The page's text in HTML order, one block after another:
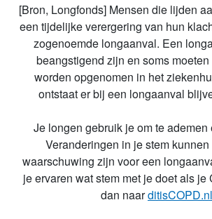
[Bron, Longfonds] Mensen die lijden
een tijdelijke verergering van hun
zogenoemde longaanval. Een
beangstigend zijn en soms
worden opgenomen in het
ontstaat er bij een longaanval
Je longen gebruik je om te ademen
Veranderingen in je stem
waarschuwing zijn voor een
je ervaren wat stem met je doet als je
dan naarditisCOPD.nl